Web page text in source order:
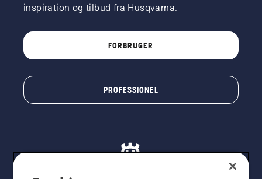
inspiration og tilbud fra Husqvarna.
FORBRUGER
PROFESSIONEL